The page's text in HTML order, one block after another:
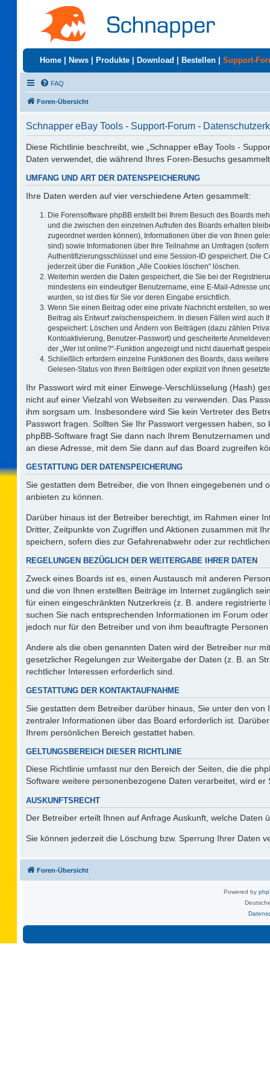
Home News Produkte Download Bestellen Support-
FAQ
Foren-Übersicht
Schnapper eBay Tools - Support-Forum -
Diese Richtlinie beschreibt, wie „Schnapper eBay Tools -
Daten verwendet, die während Ihres Foren-Besuchs
UMFANG UND ART DER DATENSPEICHERUNG
Ihre Daten werden auf vier verschiedene Arten gesammelt:
Die Forensoftware phpBB erstellt bei Ihrem Besuch des Boards
und die zwischen den einzelnen Aufrufen des Boards erhalten
zugeordnet werden können), Informationen über die von Ihnen
sind) sowie Informationen über Ihre Teilnahme an Umfragen
Authentifizierungsschlüssel und eine Session-ID gespeichert. Die
jederzeit über die Funktion „Alle Cookies löschen“ löschen.
Weiterhin werden die Daten gespeichert, die Sie bei der
mindestens ein eindeutiger Benutzername, eine E-Mail-Adresse
wurden, so ist dies für Sie vor deren Eingabe ersichtlich.
Wenn Sie einen Beitrag oder eine private Nachricht erstellen, so
Beitrag als Entwurf zwischenspeichern. In diesen Fällen wird
gespeichert: Löschen und Ändern von Beiträgen (dazu zählen
Kontoaktivierung, Benutzer-Passwort) und gescheiterte
der „Wer ist online?“-Funktion angezeigt und nicht dauerhaft
Schließlich erfordern einzelne Funktionen des Boards, dass
Gelesen-Status von Ihren Beiträgen oder explizit von Ihnen
Ihr Passwort wird mit einer Einwege-Verschlüsselung (Hash)
nicht auf einer Vielzahl von Webseiten zu verwenden. Das
ihm sorgsam um. Insbesondere wird Sie kein Vertreter des
Passwort fragen. Sollten Sie Ihr Passwort vergessen haben,
phpBB-Software fragt Sie dann nach Ihrem Benutzernamen
an diese Adresse, mit dem Sie dann auf das Board zugreifen
GESTATTUNG DER DATENSPEICHERUNG
Sie gestatten dem Betreiber, die von Ihnen eingegebenen
anbieten zu können.
Darüber hinaus ist der Betreiber berechtigt, im Rahmen einer
Dritter, Zeitpunkte von Zugriffen und Aktionen zusammen mit
speichern, sofern dies zur Gefahrenabwehr oder zur
REGELUNGEN BEZÜGLICH DER WEITERGABE IHRER DATEN
Zweck eines Boards ist es, einen Austausch mit anderen
und die von Ihnen erstellten Beiträge im Internet zugänglich
für einen eingeschränkten Nutzerkreis (z. B. andere
suchen Sie nach entsprechenden Informationen im Forum
jedoch nur für den Betreiber und von ihm beauftragte
Andere als die oben genannten Daten wird der Betreiber nur
gesetzlicher Regelungen zur Weitergabe der Daten (z. B. an
rechtlicher Interessen erforderlich sind.
GESTATTUNG DER KONTAKTAUFNAHME
Sie gestatten dem Betreiber darüber hinaus, Sie unter den
zentraler Informationen über das Board erforderlich ist.
Ihrem persönlichen Bereich gestattet haben.
GELTUNGSBEREICH DIESER RICHTLINIE
Diese Richtlinie umfasst nur den Bereich der Seiten, die die
Software weitere personenbezogene Daten verarbeitet, wird
AUSKUNFTSRECHT
Der Betreiber erteilt Ihnen auf Anfrage Auskunft, welche Daten
Sie können jederzeit die Löschung bzw. Sperrung Ihrer Daten
Foren-Übersicht
Powered by